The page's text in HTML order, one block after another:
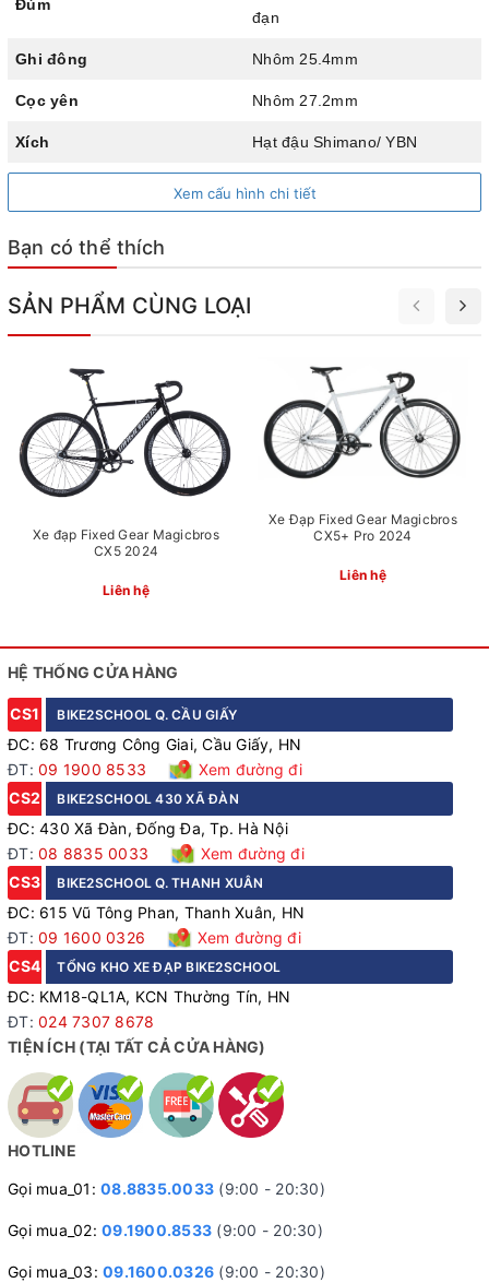
Tsumina SNM100 - Xanh ngọc
Đùm
đạn
Ghi đông Nhôm 25.4mm
Cọc yên Nhôm 27.2mm
Xích Hạt đậu Shimano/ YBN
Bạc đạn 41mm
Pedan
Chiều cao phù hợp xe
Xuất xứ
Xem cấu hình chi tiết
Bạn có thể thích
SẢN PHẨM CÙNG LOẠI
Xe đạp Fixed Gear Magicbros
CX5 2024
Liên hệ
Xe Đạp Fixed Gear Magicbros
CX5+ Pro 2024
Liên hệ
HỆ THỐNG CỬA HÀNG
CS1 BIKE2SCHOOL Q. CẦU GIẤY
ĐC: 68 Trương Công Giai, Cầu Giấy, HN
ĐT: 09 1900 8533
Xem đường đi
CS2
BIKE2SCHOOL 430 XÃ ĐÀN
ĐC: 430 Xã Đàn, Đống Đa, Tp. Hà Nội
ĐT: 08 8835 0033
Xem đường đi
CS3
BIKE2SCHOOL Q. THANH XUÂN
ĐC: 615 Vũ Tông Phan, Thanh Xuân, HN
ĐT: 09 1600 0326
Xem đường đi
CS4
TỔNG KHO XE ĐẠP BIKE2SCHOOL
ĐC: KM18-QL1A, KCN Thường Tín, HN
ĐT: 024 7307 8678
TIỆN ÍCH (TẠI TẤT CẢ CỬA HÀNG)
HOTLINE
Gọi mua_01: 08.8835.0033 (9:00 - 20:30)
Gọi mua_02: 09.1900.8533 (9:00 - 20:30)
Gọi mua_03: 09.1600.0326 (9:00 - 20:30)